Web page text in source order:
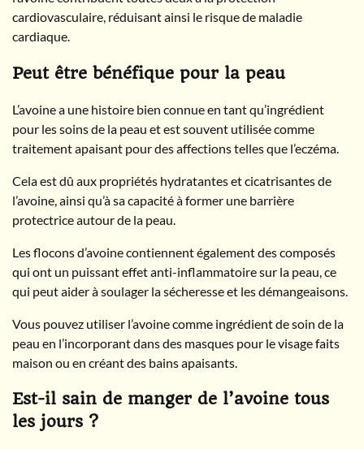
cardiovasculaire, réduisant ainsi le risque de maladie
cardiaque.
Peut être bénéfique pour la peau
L’avoine a une histoire bien connue en tant qu’ingrédient
pour les soins de la peau et est souvent utilisée comme
traitement apaisant pour des affections telles que l’eczéma.
Cela est dû aux propriétés hydratantes et cicatrisantes de
l’avoine, ainsi qu’à sa capacité à former une barrière
protectrice autour de la peau.
Les flocons d’avoine contiennent également des composés
qui ont un puissant effet anti-inflammatoire sur la peau, ce
qui peut aider à soulager la sécheresse et les démangeaisons.
Vous pouvez utiliser l’avoine comme ingrédient de soin de la
peau en l’incorporant dans des masques pour le visage faits
maison ou en créant des bains apaisants.
Est-il sain de manger de l’avoine tous
les jours ?